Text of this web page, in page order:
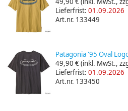
Lieferfrist: 01.09.2026
Art.nr. 133449
Patagonia '95 Oval
49,90 €(inkl. MwSt.,
Lieferfrist: 01.09.2026
Art.nr. 133450